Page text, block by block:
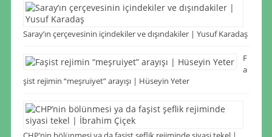
Saray’ın çerçevesinin içindekiler ve dışındakiler | Yusuf Karadaş
F
a
şist rejimin “meşruiyet” arayışı | Hüseyin Yeter